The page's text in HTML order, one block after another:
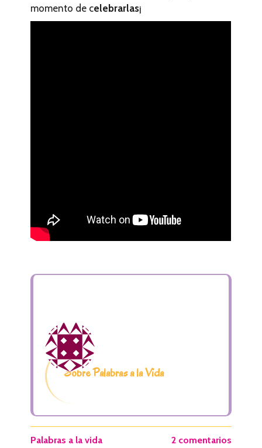
momento de celebrarlas¡
Sobre Palabras a la Vida
Palabras a la vida 2 comentarios